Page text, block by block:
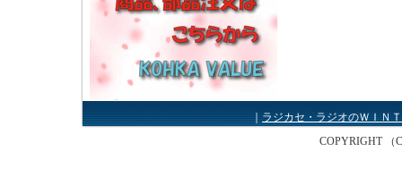
｜ラジカセ・ラジオのＷＩＮ
COPYRIGHT （